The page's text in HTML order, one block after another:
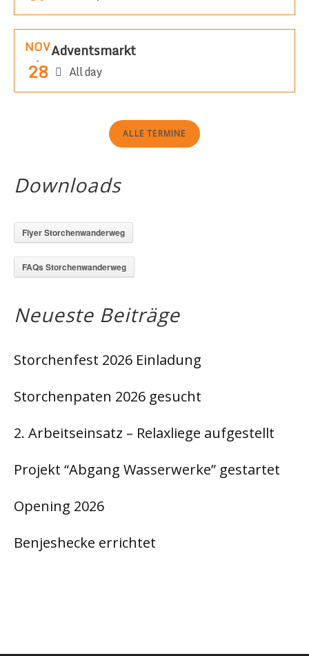
NOV
.
28
Adventsmarkt
All day
ALLE TERMINE
Downloads
Flyer Storchenwanderweg
FAQs Storchenwanderweg
Neueste Beiträge
Storchenfest 2026 Einladung
Storchenpaten 2026 gesucht
2. Arbeitseinsatz – Relaxliege aufgestellt
Projekt “Abgang Wasserwerke” gestartet
Opening 2026
Benjeshecke errichtet